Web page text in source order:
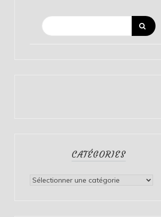
CATÉGORIES
Catégories